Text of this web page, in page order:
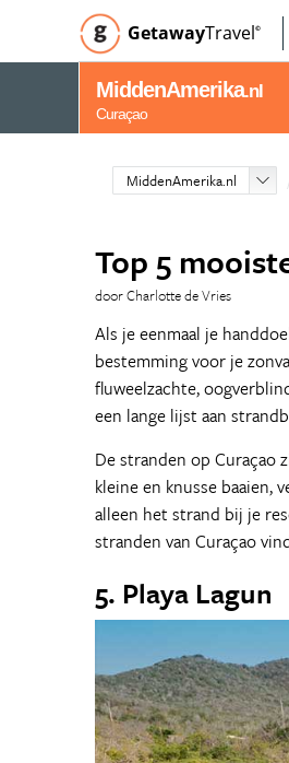
GetawayTravel©
MiddenAmerika.nl
Curaçao
MiddenAmerika.nl
Top 5
door Charlotte de Vries
Als je eenmaal je
bestemming voor je
fluweelzachte,
een lange lijst aan
De stranden op Curaçao
kleine en knusse baaien,
alleen het strand bij je
stranden van Curaçao
5. Playa Lagun